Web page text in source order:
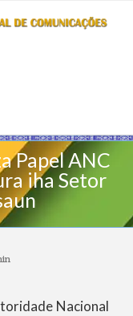
Papel ANC
iha Setor
Nacional